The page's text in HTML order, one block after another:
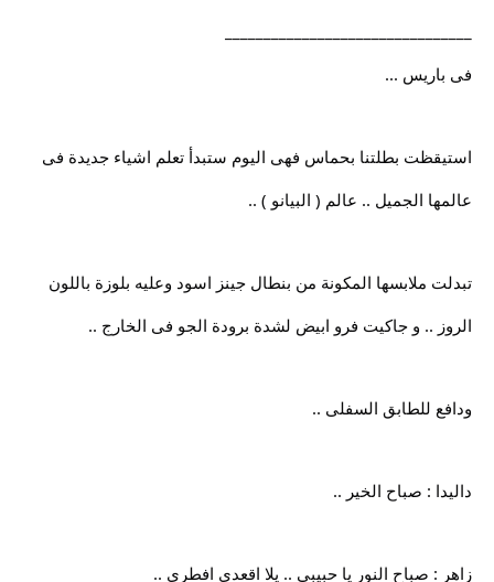
فى باريس ...
استيقظت بطلتنا بحماس فهى اليوم ستبدأ تعلم اشياء جديدة فى
عالمها الجميل .. عالم ( البيانو ) ..
تبدلت ملابسها المكونة من بنطال جينز اسود وعليه بلوزة باللون
الروز .. و جاكيت فرو ابيض لشدة برودة الجو فى الخارج ..
ودافع للطابق السفلى ..
داليدا : صباح الخير ..
زاهر : صباح النور يا حبيبى .. يلا اقعدى افطرى ..